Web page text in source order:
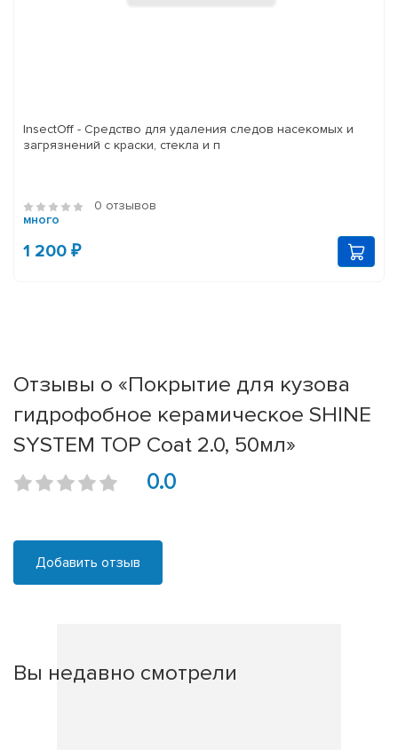
InsectOff - Средство для удаления следов насекомых и
загрязнений с краски, стекла и п
0 отзывов
много
1 200 ₽
Отзывы о «Покрытие для кузова
гидрофобное керамическое SHINE
SYSTEM TOP Coat 2.0, 50мл»
0.0
Добавить отзыв
Вы недавно смотрели